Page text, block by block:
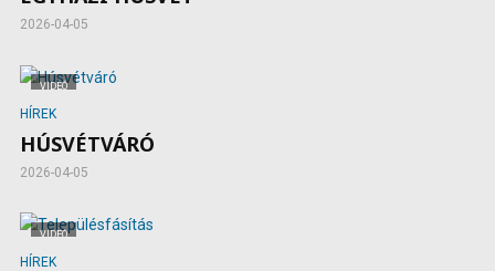
2026-04-05
VIDEÓ
HÍREK
HÚSVÉTVÁRÓ
2026-04-05
VIDEÓ
HÍREK